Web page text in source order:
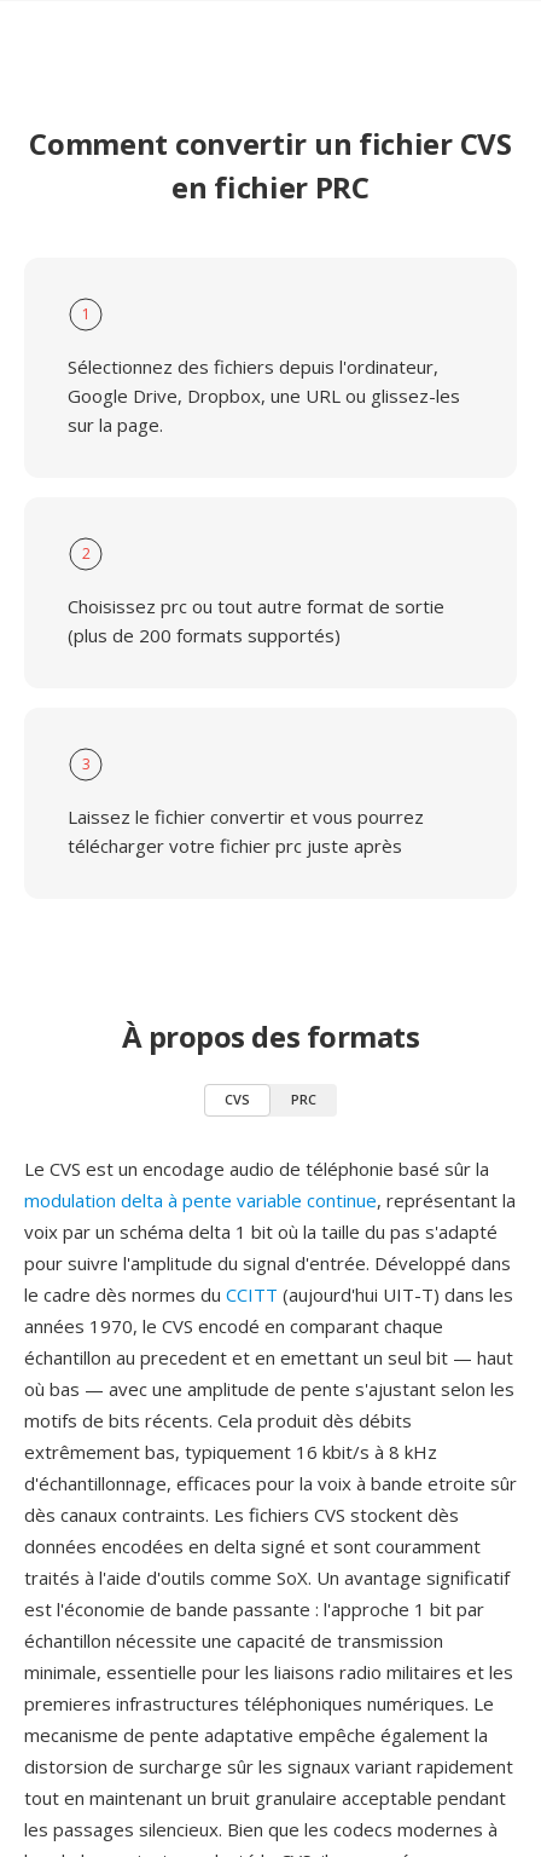
Comment convertir un fichier CVS
en fichier PRC
1
Sélectionnez des fichiers depuis l'ordinateur,
Google Drive, Dropbox, une URL ou glissez-les
sur la page.
2
Choisissez prc ou tout autre format de sortie
(plus de 200 formats supportés)
3
Laissez le fichier convertir et vous pourrez
télécharger votre fichier prc juste après
À propos des formats
CVS PRC
Le CVS est un encodage audio de téléphonie basé sûr la
modulation delta à pente variable continue, représentant la
voix par un schéma delta 1 bit où la taille du pas s'adapté
pour suivre l'amplitude du signal d'entrée. Développé dans
le cadre dès normes du CCITT (aujourd'hui UIT-T) dans les
années 1970, le CVS encodé en comparant chaque
échantillon au precedent et en emettant un seul bit — haut
où bas — avec une amplitude de pente s'ajustant selon les
motifs de bits récents. Cela produit dès débits
extrêmement bas, typiquement 16 kbit/s à 8 kHz
d'échantillonnage, efficaces pour la voix à bande etroite sûr
dès canaux contraints. Les fichiers CVS stockent dès
données encodées en delta signé et sont couramment
traités à l'aide d'outils comme SoX. Un avantage significatif
est l'économie de bande passante : l'approche 1 bit par
échantillon nécessite une capacité de transmission
minimale, essentielle pour les liaisons radio militaires et les
premieres infrastructures téléphoniques numériques. Le
mecanisme de pente adaptative empêche également la
distorsion de surcharge sûr les signaux variant rapidement
tout en maintenant un bruit granulaire acceptable pendant
les passages silencieux. Bien que les codecs modernes à